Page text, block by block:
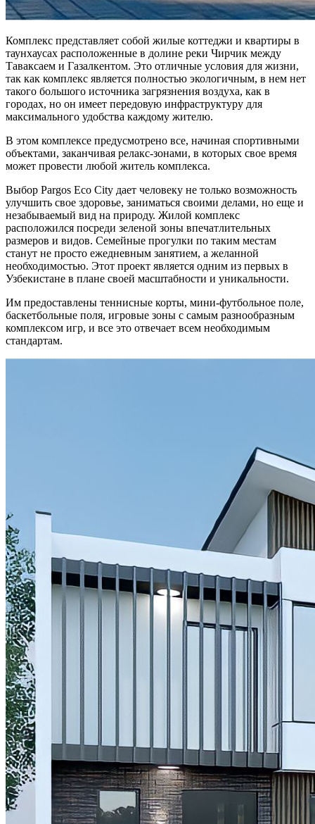
Комплекс представляет собой жилые коттеджи и квартиры в
таунхаусах расположенные в долине реки Чирчик между
Таваксаем и Газалкентом. Это отличные условия для жизни,
так как комплекс является полностью экологичным, в нем нет
такого большого источника загрязнения воздуха, как в
городах, но он имеет передовую инфраструктуру для
максимального удобства каждому жителю.
В этом комплексе предусмотрено все, начиная спортивными
объектами, заканчивая релакс-зонами, в которых свое время
может провести любой житель комплекса.
Выбор Pargos Eco City дает человеку не только возможность
улучшить свое здоровье, заниматься своими делами, но еще и
незабываемый вид на природу. Жилой комплекс
расположился посреди зеленой зоны впечатлительных
размеров и видов. Семейные прогулки по таким местам
станут не просто ежедневным занятием, а желанной
необходимостью. Этот проект является одним из первых в
Узбекистане в плане своей масштабности и уникальности.
Им предоставлены теннисные корты, мини-футбольное поле,
баскетбольные поля, игровые зоны с самым разнообразным
комплексом игр, и все это отвечает всем необходимым
стандартам.